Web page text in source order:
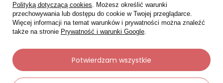
Polityką dotyczącą cookies. Możesz określić warunki
przechowywania lub dostępu do cookie w Twojej przeglądarce.
Więcej informacji na temat warunków i prywatności można znaleźć
także na stronie Prywatność i warunki Google.
Potwierdzam wszystkie